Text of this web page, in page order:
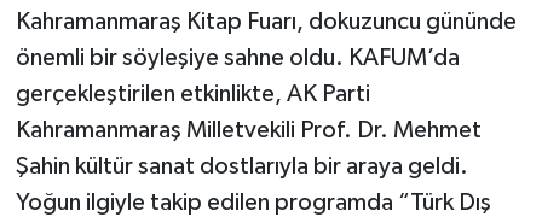
Kahramanmaraş Kitap Fuarı, dokuzuncu gününde
önemli bir söyleşiye sahne oldu. KAFUM’da
gerçekleştirilen etkinlikte, AK Parti
Kahramanmaraş Milletvekili Prof. Dr. Mehmet
Şahin kültür sanat dostlarıyla bir araya geldi.
Yoğun ilgiyle takip edilen programda “Türk Dış